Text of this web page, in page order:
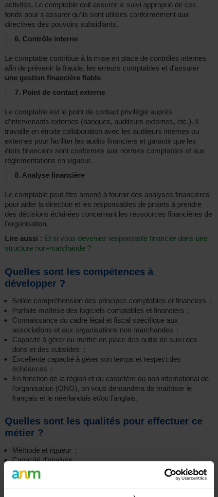
activités. Le comptable doit assurer le suivi approprié de ces
fonds pour s’assurer qu’ils sont utilisés conformément aux
directives des pouvoirs subsidiants.
6. Contrôle interne
Le comptable contribue à la mise en place de contrôles internes
afin de prévenir la fraude, les erreurs comptables et d’assurer
une gestion financière fiable.
7. Point de contact externe
Le comptable est le point de contact privilégié auprès
d’intervenants externes (banques, auditeurs externes, etc.). Il
travaille en étroite collaboration avec les auditeurs internes ou
externes pour faciliter les audits financiers et garantir que les
états financiers sont conformes aux normes comptables et aux
réglementations en vigueur.
8. Analyse financière
Le comptable peut être amené à fournir des analyses financières
pour aider la direction et les responsables de projets à prendre
des décisions éclairées concernant les ressources financières de
l’organisation.
Lire aussi : Et si vous deveniez responsable financier dans une
structure non-marchande ?
Quelles sont les compétences à
développer ?
Solide compréhension des principes comptables et financiers ;
Parfaite maîtrise des logiciels comptables et financiers ;
Connaissance du cadre légal et fiscal spécifique aux
associations et aux organisations non marchandes ;
Capacité à gérer ou mettre en place des outils de suivi des
dons et des subsides ;
Excellente capacité à gérer son temps et respect des
échéances ;
En fonction de la région et du caractère ou non international de
l’organisation (ONG), on vous demandera de maîtriser le
français et le néerlandais et/ou l’anglais.
Quelles sont les qualités pour effectuer ce
métier ?
Méthode et rigueur ;
Capacité d’analyse ;
Respect de la confidentialité des informations traitées ;
Bonnes capacités de communication ;
Capacité à collaborer efficacement ;